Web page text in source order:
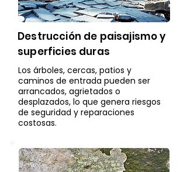
Destrucción de paisajismo y
superficies duras
Los árboles, cercas, patios y
caminos de entrada pueden ser
arrancados, agrietados o
desplazados, lo que genera riesgos
de seguridad y reparaciones
costosas.